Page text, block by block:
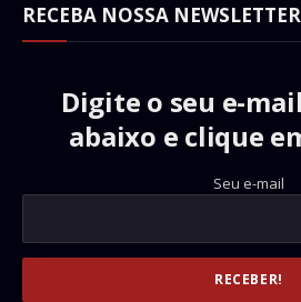
RECEBA NOSSA NEWSLETTER
Digite o seu e-
abaixo e clique
Seu e-mail